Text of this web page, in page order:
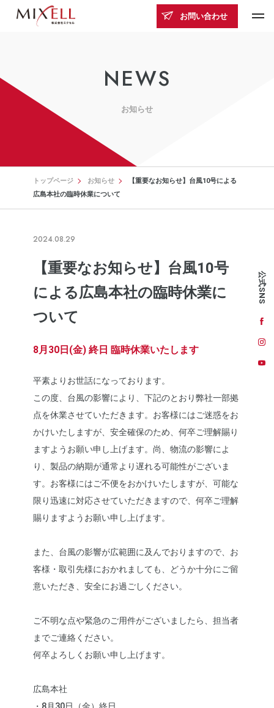
お問い合わせ
公式SNS
NEWS
お知らせ
トップページ お知らせ
【重要なお知らせ】台風10号による
広島本社の臨時休業について
2024.08.29
【重要なお知らせ】台風10号
による広島本社の臨時休業に
ついて
8月30日(金) 終日 臨時休業いたします
平素よりお世話になっております。
この度、台風の影響により、下記のとおり弊社一部拠
点を休業させていただきます。お客様にはご迷惑をお
かけいたしますが、安全確保のため、何卒ご理解賜り
ますようお願い申し上げます。尚、物流の影響によ
り、製品の納期が通常より遅れる可能性がございま
す。お客様にはご不便をおかけいたしますが、可能な
限り迅速に対応させていただきますので、何卒ご理解
賜りますようお願い申し上げます。
また、台風の影響が広範囲に及んでおりますので、お
客様・取引先様におかれましても、どうか十分にご留
意いただき、安全にお過ごしください。
ご不明な点や緊急のご用件がございましたら、担当者
までご連絡ください。
何卒よろしくお願い申し上げます。
広島本社